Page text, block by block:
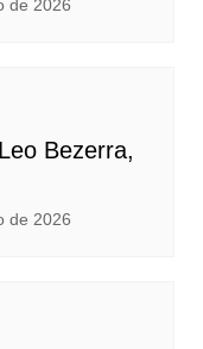
de 2026
Bezerra,
de 2026